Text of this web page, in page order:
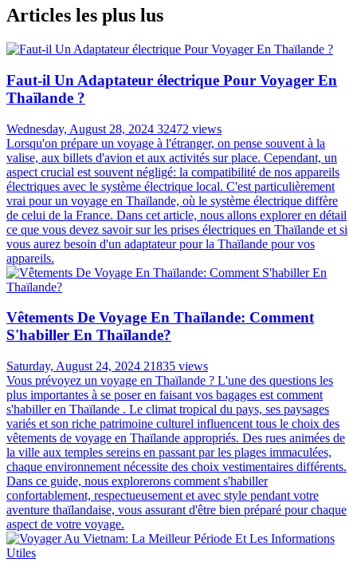
Articles les plus lus
Faut-il Un Adaptateur électrique Pour Voyager En
Thaïlande ?
Wednesday, August 28, 2024 32472 views
Lorsqu'on prépare un voyage à l'étranger, on pense souvent à la
valise, aux billets d'avion et aux activités sur place. Cependant, un
aspect crucial est souvent négligé: la compatibilité de nos appareils
électriques avec le système électrique local. C'est particulièrement
vrai pour un voyage en Thaïlande, où le système électrique diffère
de celui de la France. Dans cet article, nous allons explorer en détail
ce que vous devez savoir sur les prises électriques en Thaïlande et si
vous aurez besoin d'un adaptateur pour la Thaïlande pour vos
appareils.
Vêtements De Voyage En Thaïlande: Comment
S'habiller En Thaïlande?
Saturday, August 24, 2024 21835 views
Vous prévoyez un voyage en Thaïlande ? L'une des questions les
plus importantes à se poser en faisant vos bagages est comment
s'habiller en Thaïlande . Le climat tropical du pays, ses paysages
variés et son riche patrimoine culturel influencent tous le choix des
vêtements de voyage en Thaïlande appropriés. Des rues animées de
la ville aux temples sereins en passant par les plages immaculées,
chaque environnement nécessite des choix vestimentaires différents.
Dans ce guide, nous explorerons comment s'habiller
confortablement, respectueusement et avec style pendant votre
aventure thaïlandaise, vous assurant d'être bien préparé pour chaque
aspect de votre voyage.